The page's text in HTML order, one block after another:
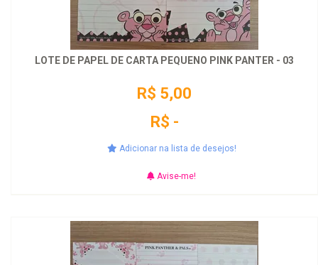
LOTE DE PAPEL DE CARTA PEQUENO PINK PANTER - 03
R$ 5,00
R$ -
Adicionar na lista de desejos!
Avise-me!